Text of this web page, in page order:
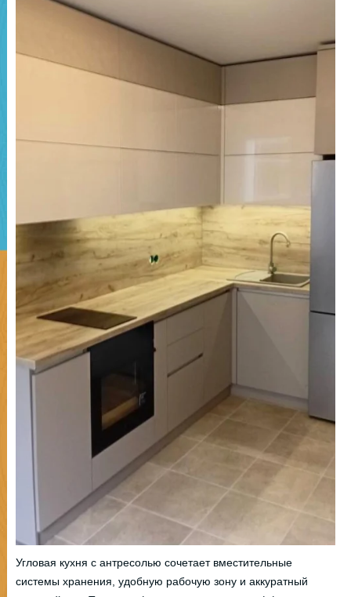
Угловая кухня с антресолью сочетает вместительные
системы хранения, удобную рабочую зону и аккуратный